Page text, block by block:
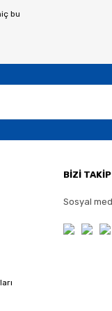
bu
BİZİ
Sosyal